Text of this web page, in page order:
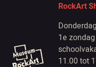
RockArt
1e
11.00 tot